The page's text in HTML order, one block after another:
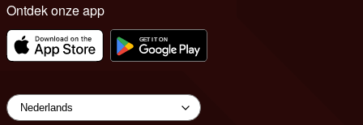
Ontdek onze app